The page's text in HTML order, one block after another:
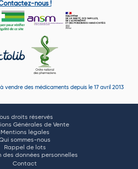
nous !
vendre des médicaments depuis le 17 avril 2013
droits réservés
Générales de Vente
Mentions légales
sommes-nous
Rappel de lots
des données personnelles
Contact